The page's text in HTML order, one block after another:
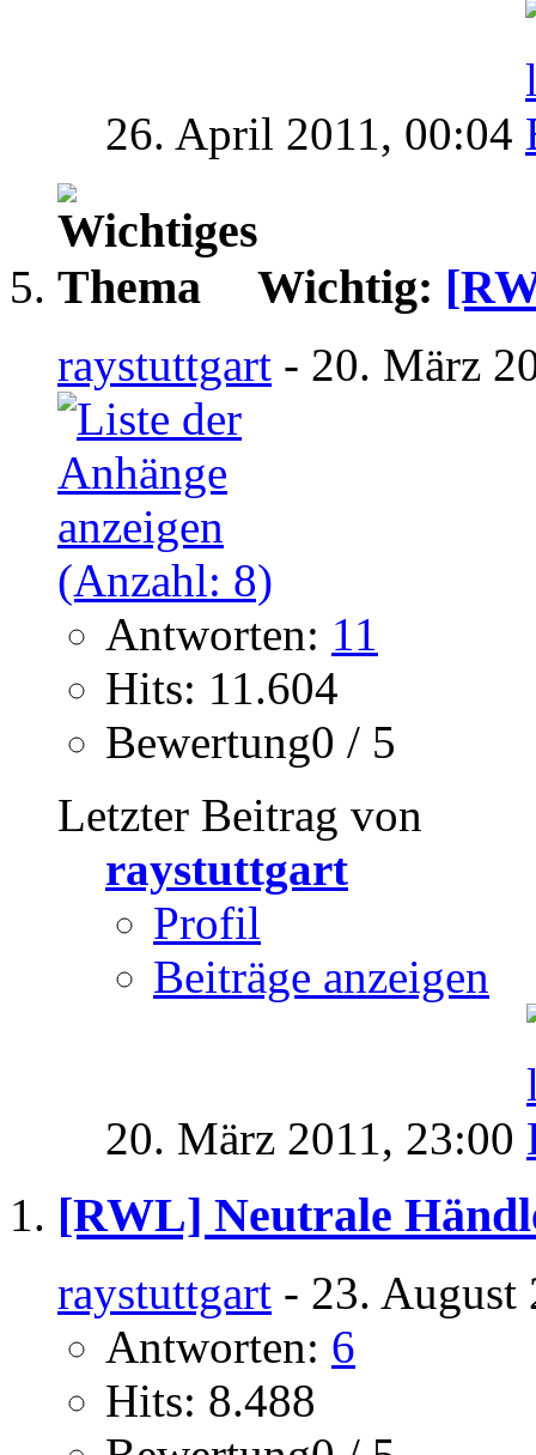
26. April 2011, 00:04
Wichtig:
raystuttgart - 20. März
Antworten: 11
Hits: 11.604
Bewertung0 / 5
Letzter Beitrag von
raystuttgart
Profil
Beiträge anzeigen
20. März 2011, 23:00
[RWL] Neutrale
raystuttgart - 23. August
Antworten: 6
Hits: 8.488